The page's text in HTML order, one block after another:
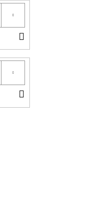
KOŠÍKU
KOŠÍKU